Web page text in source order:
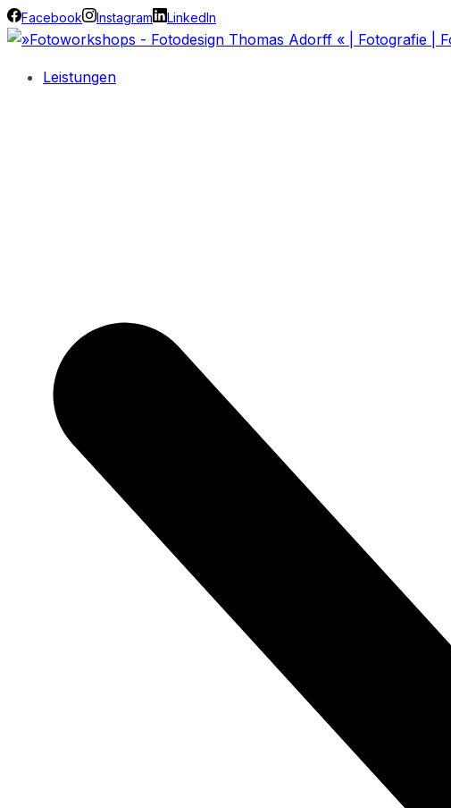
Facebook Instagram LinkedIn
Leistungen